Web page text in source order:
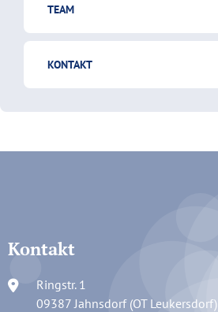
TEAM
KONTAKT
Kontakt
Ringstr. 1
09387 Jahnsdorf (OT Leukersdorf)